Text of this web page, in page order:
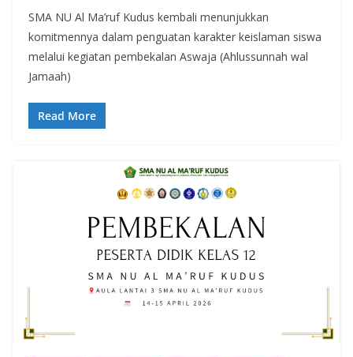
SMA NU Al Ma’ruf Kudus kembali menunjukkan
komitmennya dalam penguatan karakter keislaman siswa
melalui kegiatan pembekalan Aswaja (Ahlussunnah wal
Jamaah)
Read More